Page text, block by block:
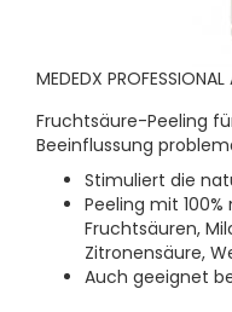
MEDEDX
Fruchtsäure-Peeling
Beeinflussung
Stimuliert die
Peeling mit
Fruchtsäuren,
Zitronensäure,
Auch geeignet